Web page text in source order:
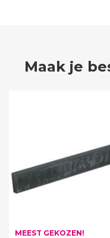
Maak je
MEEST GEKOZEN!